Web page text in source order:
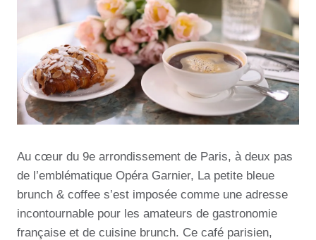
Au cœur du 9e arrondissement de Paris, à deux pas
de l’emblématique Opéra Garnier, La petite bleue
brunch & coffee s’est imposée comme une adresse
incontournable pour les amateurs de gastronomie
française et de cuisine brunch. Ce café parisien,